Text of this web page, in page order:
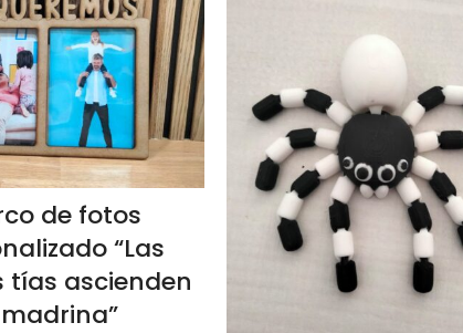
de fotos
“Las
tías ascienden